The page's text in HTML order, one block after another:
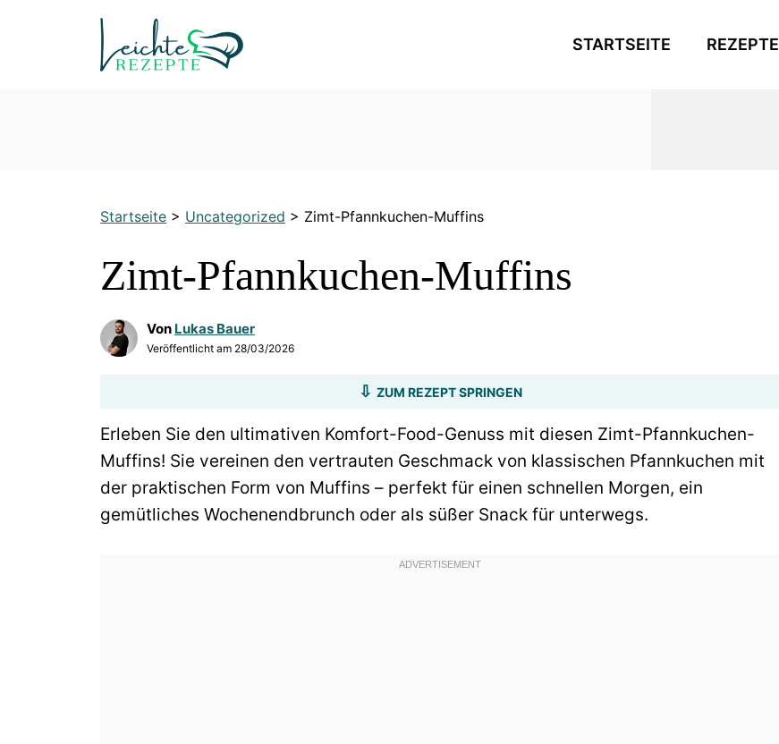
STARTSEITE REZEPTE
Startseite > Uncategorized > Zimt-Pfannkuchen-Muffins
Zimt-Pfannkuchen-Muffins
Von Lukas Bauer
Veröffentlicht am 28/03/2026
ZUM REZEPT SPRINGEN
Erleben Sie den ultimativen Komfort-Food-Genuss mit diesen Zimt-Pfannkuchen-
Muffins! Sie vereinen den vertrauten Geschmack von klassischen Pfannkuchen mit
der praktischen Form von Muffins – perfekt für einen schnellen Morgen, ein
gemütliches Wochenendbrunch oder als süßer Snack für unterwegs.